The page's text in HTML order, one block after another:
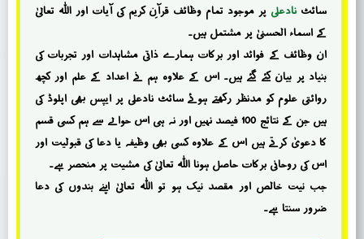
سائٹ نادعلی پر موجود تمام وظائف قرآنِ کریم کی آیات اور اللہ تعالیٰ
کے اسماء الحسنیٰ پر مشتمل ہیں۔
ان وظائف کے فوائد اور برکات ہمارے ذاتی مشاہدات اور تجربات کی
بنیاد پر بیان کئے گئے ہیں۔ اس کے علاوہ ہم نے اعداد کے علم اور کچھ
روائتی علوم کو مدنظر رکھتے ہوئے سائٹ نادعلی پر ایپس بھی اپلوڈ کی
ہیں جن کے نتائج 100 فیصد نہیں اور نہ ہی اس حوالے سے ہم کسی قسم
کا دعویٰ کرتے ہیں اس کے علاوہ کسی بھی وظیفہ یا دعا کی قبولیت اور
اس کی روحانی برکات حاصل ہونا اللہ تعالیٰ کی مشیت پر منحصر ہے۔
جب نیت خالص اور مقصد نیک ہو تو اللہ تعالیٰ اپنے بندوں کی دعا
ضرور سنتا ہے۔